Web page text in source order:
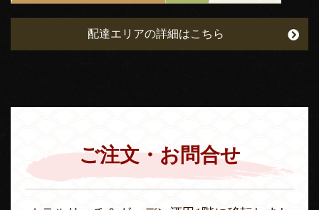
配達エリアの詳細はこちら
ご注文・お問合せ